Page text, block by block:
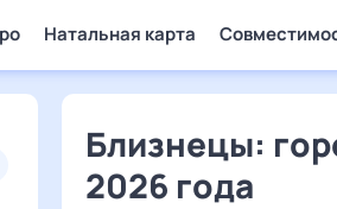
Натальная карта
Близнецы:
2026 года